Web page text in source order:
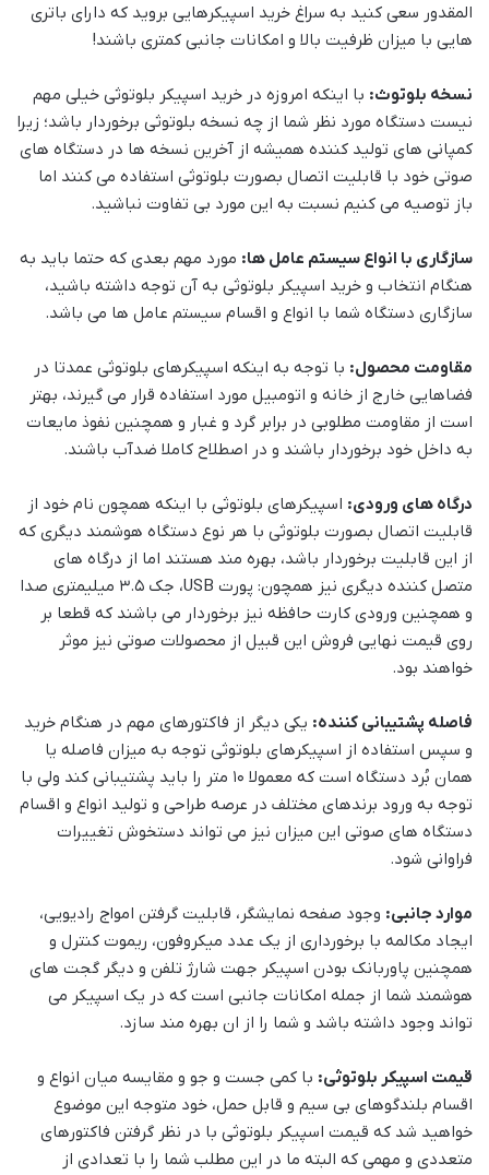
المقدور سعی کنید به سراغ خرید اسپیکرهایی بروید که دارای باتری
هایی با میزان ظرفیت بالا و امکانات جانبی کمتری باشند!
نسخه بلوتوث: با اینکه امروزه در خرید اسپیکر بلوتوثی خیلی مهم
نیست دستگاه مورد نظر شما از چه نسخه بلوتوثی برخوردار باشد؛ زیرا
کمپانی های تولید کننده همیشه از آخرین نسخه ها در دستگاه های
صوتی خود با قابلیت اتصال بصورت بلوتوثی استفاده می کنند اما
باز توصیه می کنیم نسبت به این مورد بی تفاوت نباشید.
سازگاری با انواع سیستم عامل ها: مورد مهم بعدی که حتما باید به
هنگام انتخاب و خرید اسپیکر بلوتوثی به آن توجه داشته باشید،
سازگاری دستگاه شما با انواع و اقسام سیستم عامل ها می باشد.
مقاومت محصول: با توجه به اینکه اسپیکرهای بلوتوثی عمدتا در
فضاهایی خارج از خانه و اتومبیل مورد استفاده قرار می گیرند، بهتر
است از مقاومت مطلوبی در برابر گرد و غبار و همچنین نفوذ مایعات
به داخل خود برخوردار باشند و در اصطلاح کاملا ضدآب باشند.
درگاه های ورودی: اسپیکرهای بلوتوثی با اینکه همچون نام خود از
قابلیت اتصال بصورت بلوتوثی با هر نوع دستگاه هوشمند دیگری که
از این قابلیت برخوردار باشد، بهره مند هستند اما از درگاه های
متصل کننده دیگری نیز همچون: پورت USB، جک 3.5 میلیمتری صدا
و همچنین ورودی کارت حافظه نیز برخوردار می باشند که قطعا بر
روی قیمت نهایی فروش این قبیل از محصولات صوتی نیز موثر
خواهند بود.
فاصله پشتیبانی کننده: یکی دیگر از فاکتورهای مهم در هنگام خرید
و سپس استفاده از اسپیکرهای بلوتوثی توجه به میزان فاصله یا
همان بُرد دستگاه است که معمولا 10 متر را باید پشتیبانی کند ولی با
توجه به ورود برندهای مختلف در عرصه طراحی و تولید انواع و اقسام
دستگاه های صوتی این میزان نیز می تواند دستخوش تغییرات
فراوانی شود.
موارد جانبی: وجود صفحه نمایشگر، قابلیت گرفتن امواج رادیویی،
ایجاد مکالمه با برخورداری از یک عدد میکروفون، ریموت کنترل و
همچنین پاوربانک بودن اسپیکر جهت شارژ تلفن و دیگر گجت های
هوشمند شما از جمله امکانات جانبی است که در یک اسپیکر می
تواند وجود داشته باشد و شما را از ان بهره مند سازد.
قیمت اسپیکر بلوتوثی: با کمی جست و جو و مقایسه میان انواع و
اقسام بلندگوهای بی سیم و قابل حمل، خود متوجه این موضوع
خواهید شد که قیمت اسپیکر بلوتوثی با در نظر گرفتن فاکتورهای
متعددی و مهمی که البته ما در این مطلب شما را با تعدادی از